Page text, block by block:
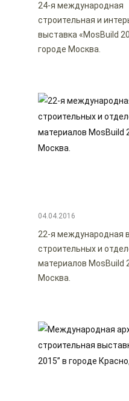
24-я международная
строительная и
выставка «MosBuild
городе Москва.
04.04.2016
22-я международная
строительных и
материалов MosBuild
Москва.